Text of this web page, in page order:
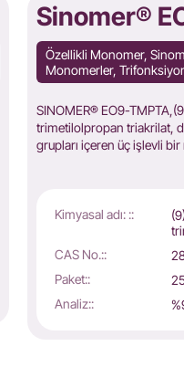
Sinomer®
Özellikli Monomer,
Monomerler,
SINOMER® EO9-
trimetilolpropan triakrilat,
grupları içeren üç işlevli
Kimyasal adı: ::
CAS No.::
Paket::
Analiz::